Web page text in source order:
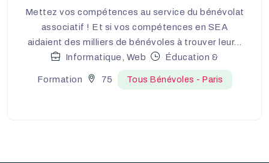
Mettez vos compétences au service du bénévolat
associatif ! Et si vos compétences en SEA
aidaient des milliers de bénévoles à trouver leur...
Informatique, Web
Éducation &
Formation 75 Tous Bénévoles - Paris